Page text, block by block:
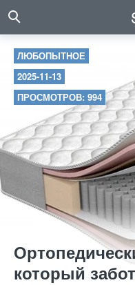
ЛЮБОПЫТНОЕ
2025-11-13
ПРОСМОТРОВ: 994
который